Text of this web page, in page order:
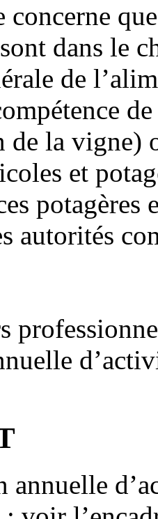
concerne
dans le
de
la vigne)
et
autorités
annuelle